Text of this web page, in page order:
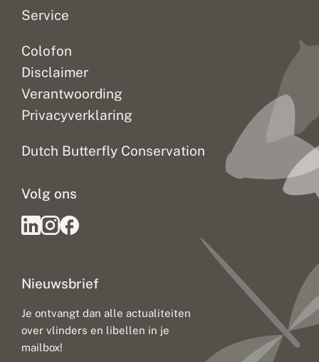
Service
Colofon
Disclaimer
Verantwoording
Privacyverklaring
Dutch Butterfly Conservation
Nieuwsbrief
Je ontvangt dan alle actualiteiten
over vlinders en libellen in je
mailbox!
Volg ons